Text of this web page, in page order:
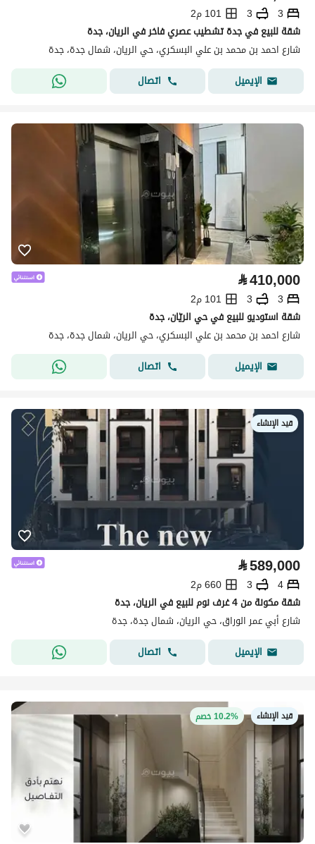
3
3
101 م2
شقة للبيع في جدة تشطيب عصري فاخر في الريان، جدة
شارع احمد بن محمد بن علي البسكري، حي الريان، شمال جدة، جدة
الإيميل
اتصال
⃁410,000
3
3
101 م2
شقة استوديو للبيع في حي الريّان، جدة
شارع احمد بن محمد بن علي البسكري، حي الريان، شمال جدة، جدة
الإيميل
اتصال
قيد الإنشاء
⃁589,000
4
3
660 م2
شقة مكونة من 4 غرف نوم للبيع في الريان، جدة
شارع أبي عمر الوراق، حي الريان، شمال جدة، جدة
الإيميل
اتصال
قيد الإنشاء 10.2% خصم